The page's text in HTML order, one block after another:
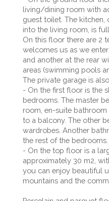
living/dining room with
guest toilet. The kitchen,
into the living room, is
On this floor there are 2
welcomes us as we
and another at the rear
areas (swimming pools
The private garage is
- On the first floor is the
bedrooms. The master
room, en-suite
to a balcony. The other
wardrobes. Another
the rest of the bedrooms.
- On the top floor is a
approximately 30 m2,
you can enjoy beautiful
mountains and the